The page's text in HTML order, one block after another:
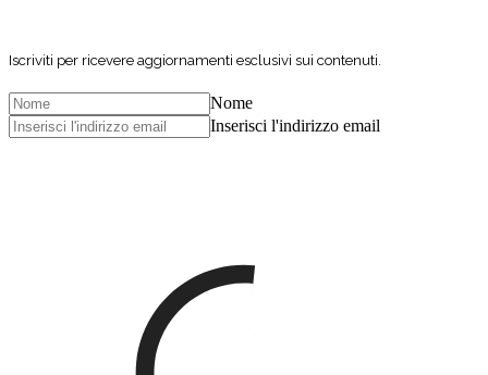
Iscriviti per ricevere aggiornamenti esclusivi sui contenuti.
Nome
Inserisci l'indirizzo email